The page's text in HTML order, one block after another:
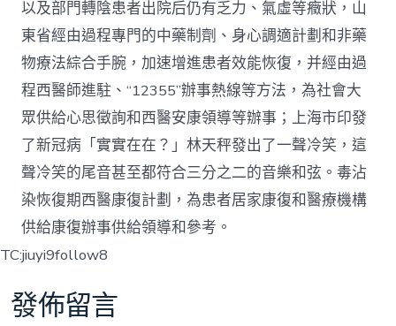
以及部門轉陰患者出院后仍有乏力、氣虛等癥狀，山
東省經由過程專門的中藥制劑、身心調適計劃和非藥
物療法綜合手腕，加速增進患者效能恢復，并經由過
程西醫師進駐、“12355”辦事熱線等方法，為社會大
眾供給心思徵詢和西醫安康領導等辦事；上海市印發
了新冠病「實實在在？」林天秤發出了一聲冷笑，這
聲冷笑的尾音甚至都符合三分之二的音樂和弦。毒沾
染恢復期西醫康復計劃，為患者居家康復和醫療機構
供給康復辦事供給領導和參考。
TC:jiuyi9follow8
發佈留言